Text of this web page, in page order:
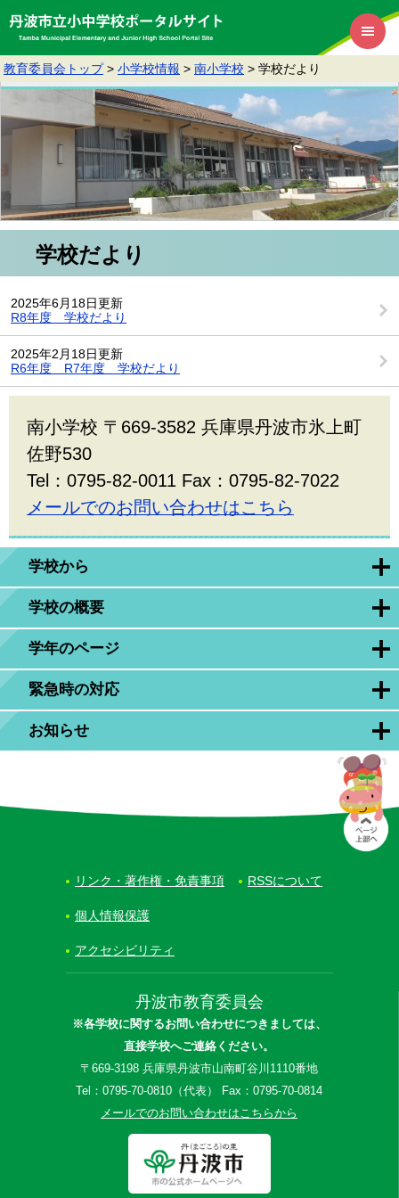
教育委員会トップ > 小学校情報 > 南小学校 > 学校だより
学校から
学校の概要
学年のページ
緊急時の対応
お知らせ
学校だより
2025年6月18日更新
R8年度 学校だより
2025年2月18日更新
R6年度 R7年度 学校だより
南小学校 〒669-3582 兵庫県丹波市氷上町
佐野530
Tel：0795-82-0011 Fax：0795-82-7022
メールでのお問い合わせはこちら
丹波市教育委員会
※各学校に関するお問い合わせにつきましては、
直接学校へご連絡ください。
〒669-3198 兵庫県丹波市山南町谷川1110番地
Tel：0795-70-0810（代表） Fax：0795-70-0814
メールでのお問い合わせはこちらから
リンク・著作権・免責事項 RSSについて
個人情報保護
アクセシビリティ